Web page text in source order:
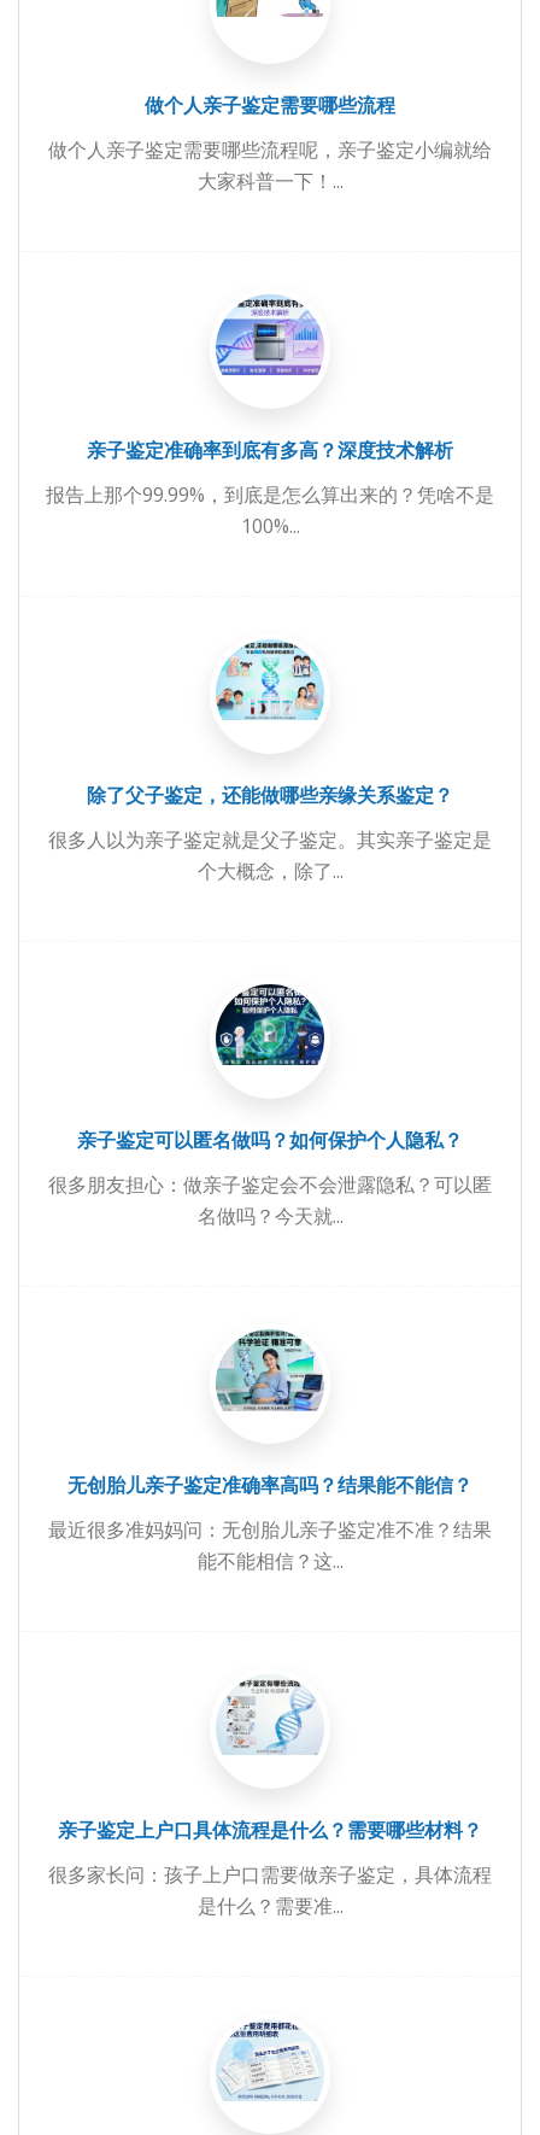
做个人亲子鉴定需要哪些流程
做个人亲子鉴定需要哪些流程呢，亲子鉴定小编就给
大家科普一下！...
亲子鉴定准确率到底有多高？深度技术解析
报告上那个99.99%，到底是怎么算出来的？凭啥不是
100%...
除了父子鉴定，还能做哪些亲缘关系鉴定？
很多人以为亲子鉴定就是父子鉴定。其实亲子鉴定是
个大概念，除了...
亲子鉴定可以匿名做吗？如何保护个人隐私？
很多朋友担心：做亲子鉴定会不会泄露隐私？可以匿
名做吗？今天就...
无创胎儿亲子鉴定准确率高吗？结果能不能信？
最近很多准妈妈问：无创胎儿亲子鉴定准不准？结果
能不能相信？这...
亲子鉴定上户口具体流程是什么？需要哪些材料？
很多家长问：孩子上户口需要做亲子鉴定，具体流程
是什么？需要准...